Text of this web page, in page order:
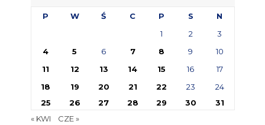
P W Ś C P S
N
1
2
3
4
5 6 7 8 9
10
11
12 13 14 15 16
17
18
19 20 21 22 23
24
25
26 27 28 29 30
31
« KWI
CZE »